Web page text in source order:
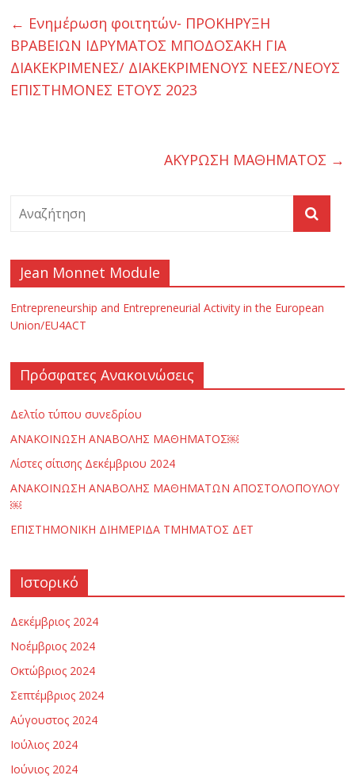
ι
κ
ι
ή
ς
Ε
π
ι
σ
τ
ή
μ
η
ς
κ
← Ενημέρωση φοιτητών- ΠΡΟΚΗΡΥΞΗ
ΒΡΑΒΕΙΩΝ ΙΔΡΥΜΑΤΟΣ ΜΠΟΔΟΣΑΚΗ ΓΙΑ
ΔΙΑΚΕΚΡΙΜΕΝΕΣ/ ΔΙΑΚΕΚΡΙΜΕΝΟΥΣ ΝΕΕΣ/ΝΕΟΥΣ
ΕΠΙΣΤΗΜΟΝΕΣ ΕΤΟΥΣ 2023
ΑΚΥΡΩΣΗ ΜΑΘΗΜΑΤΟΣ →
Jean Monnet Module
Entrepreneurship and Entrepreneurial Activity in the European
Union/EU4ACT
Πρόσφατες Ανακοινώσεις
Δελτίο τύπου συνεδρίου
ΑΝΑΚΟΙΝΩΣΗ ΑΝΑΒΟΛΗΣ ΜΑΘΗΜΑΤΟΣ￼
Λίστες σίτισης Δεκέμβριου 2024
ΑΝΑΚΟΙΝΩΣΗ ΑΝΑΒΟΛΗΣ ΜΑΘΗΜΑΤΩΝ ΑΠΟΣΤΟΛΟΠΟΥΛΟΥ
￼
ΕΠΙΣΤΗΜΟΝΙΚΗ ΔΙΗΜΕΡΙΔΑ ΤΜΗΜΑΤΟΣ ΔΕΤ
Ιστορικό
Δεκέμβριος 2024
Νοέμβριος 2024
Οκτώβριος 2024
Σεπτέμβριος 2024
Αύγουστος 2024
Ιούλιος 2024
Ιούνιος 2024